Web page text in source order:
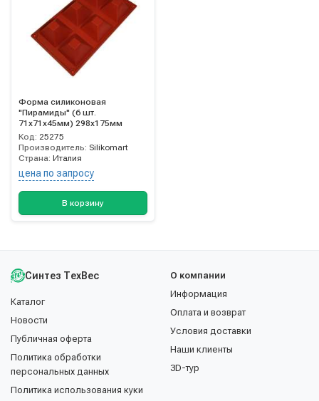
Форма силиконовая
"Пирамиды" (6 шт.
71х71х45мм) 298х175мм
Код: 25275
Производитель: Silikomart
Страна: Италия
цена по запросу
В корзину
Синтез ТехВес
Каталог
Новости
Публичная оферта
Политика обработки
персональных данных
Политика использования куки
О компании
Информация
Оплата и возврат
Условия доставки
Наши клиенты
3D-тур